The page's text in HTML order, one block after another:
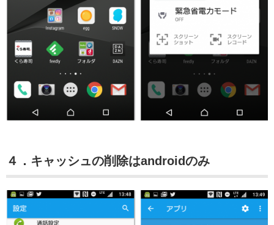
４．キャッシュの削除はandroidのみ